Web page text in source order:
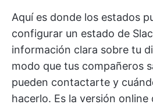
Aquí es donde los estados
configurar un estado de
información clara sobre tu
modo que tus compañeros
pueden contactarte y
hacerlo. Es la versión online